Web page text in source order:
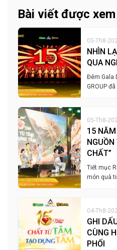
Bài viết được
05-Th8-
NHÌN
QUA
Đêm Gala
GROUP
05-Th8-
15 NĂM
NGUỒN
CHẤT”
Tiết mục
món quà
04-Th8-
GHI
CÙNG
PHỐI